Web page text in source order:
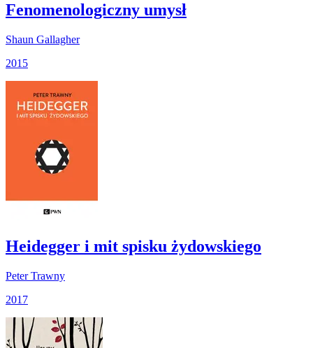
Fenomenologiczny umysł
Shaun Gallagher
2015
Heidegger i mit spisku żydowskiego
Peter Trawny
2017